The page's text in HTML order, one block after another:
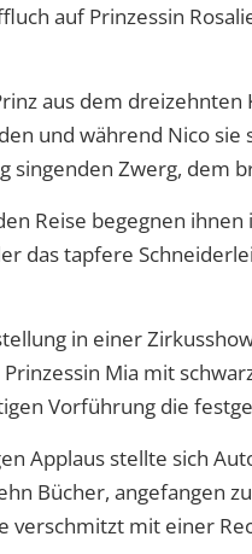
auf Prinzessin
aus dem dreizehnten
und während Nico
singenden Zwerg, dem
Reise begegnen
das tapfere
in einer
Prinzessin Mia mit
Vorführung die
Applaus stellte sich
Bücher, angefangen
verschmitzt mit einer